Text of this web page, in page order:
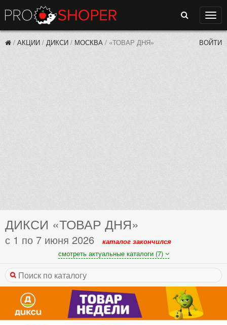
Поиск
/ АКЦИИ / ДИКСИ / МОСКВА / «ТОВАР ДНЯ» ВОЙТИ
ДИКСИ «ТОВАР ДНЯ»
с 1 по 7 июня 2026
каталог закончился
смотреть актуальные каталоги (7)